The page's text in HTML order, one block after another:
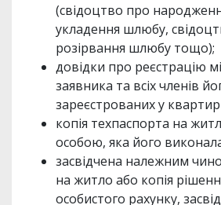
(свідоцтво про
укладення шлюбу,
розірвання шлюбу тощо);
довідки про реєстрацію
заявника та всіх членів
зареєстрованих у
копія техпаспорта на
особою, яка його
засвідчена належним
на житло або копія
особистого рахунку,